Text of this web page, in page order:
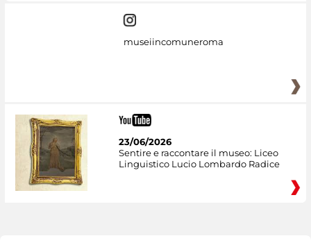
museiincomuneroma
23/06/2026
Sentire e raccontare il museo: Liceo
Linguistico Lucio Lombardo Radice